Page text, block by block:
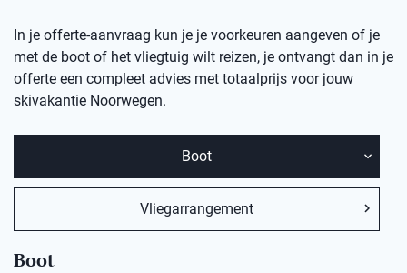
In je offerte-aanvraag kun je je voorkeuren aangeven of je
met de boot of het vliegtuig wilt reizen, je ontvangt dan in je
offerte een compleet advies met totaalprijs voor jouw
skivakantie Noorwegen.
Boot
Vliegarrangement
Boot